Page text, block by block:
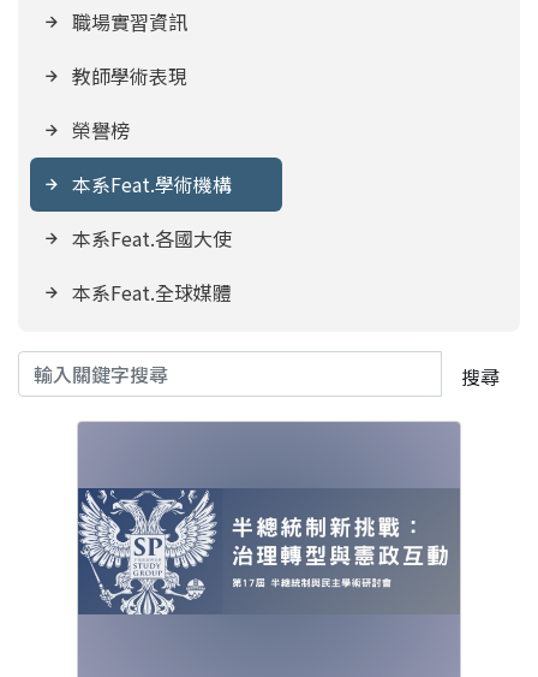
職場實習資訊
教師學術表現
榮譽榜
本系Feat.學術機構
本系Feat.各國大使
本系Feat.全球媒體
搜尋